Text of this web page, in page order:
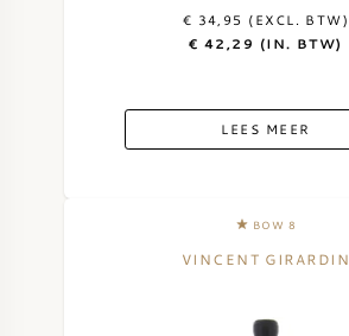
€ 34,95 (EXCL. BTW)
€ 42,29 (IN. BTW)
LEES MEER
BOW 8
VINCENT GIRARDIN